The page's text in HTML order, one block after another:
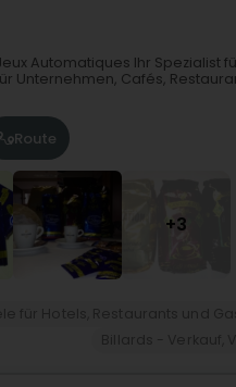
Automatiques Ihr Spezialist
Unternehmen, Cafés,
Route
+3